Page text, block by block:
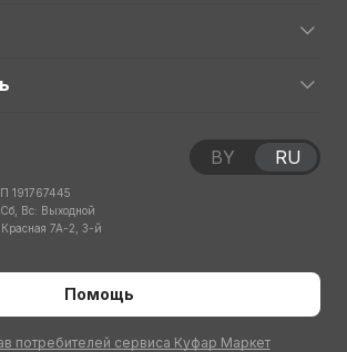
191767445
Вс: Выходной
7А-2, 3-й
Помощь
потребителей сервиса Куфар Маркет
BY RU